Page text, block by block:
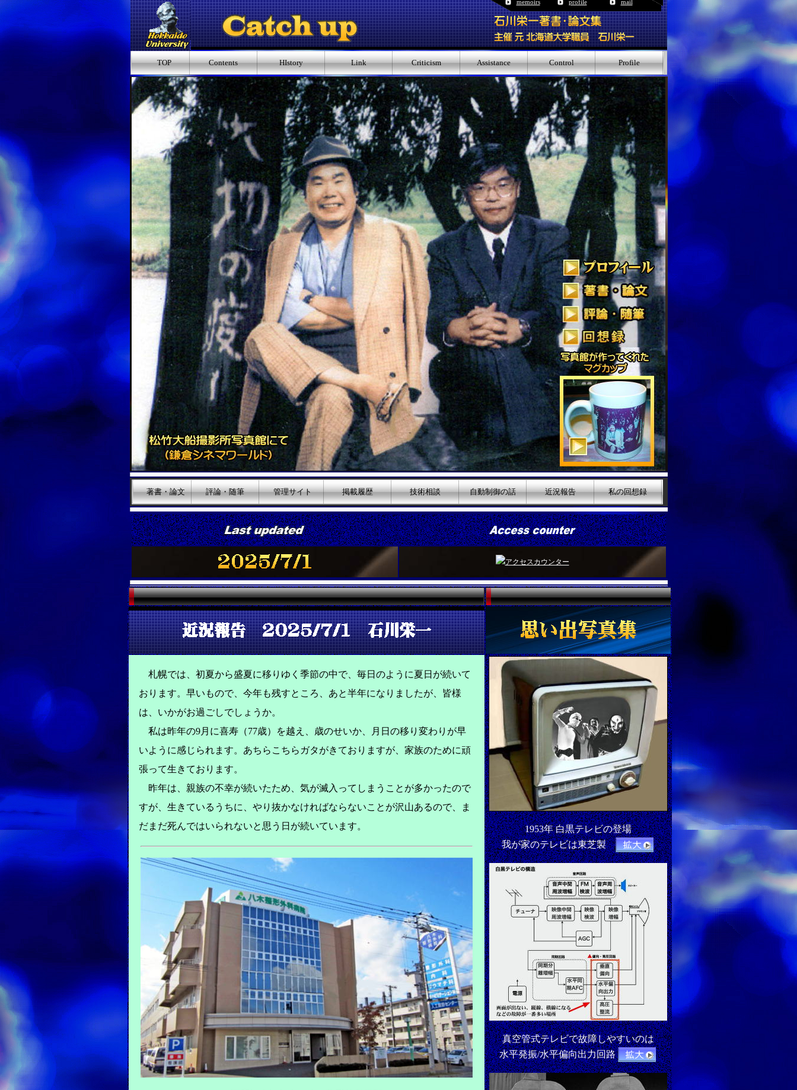
memoirs profile mail
TOP Contents HIstory Link Criticism Assistance Control Profile
著書・論文 評論・随筆 管理サイト 掲載履歴 技術相談 自動制御の話 近況報告 私の回想録
札幌では、初夏から盛夏に移りゆく季節の中で、毎日のように夏日が続いて
おります。早いもので、今年も残すところ、あと半年になりましたが、皆様
は、いかがお過ごしでしょうか。
私は昨年の9月に喜寿（77歳）を越え、歳のせいか、月日の移り変わりが早
いように感じられます。あちらこちらガタがきておりますが、家族のために頑
張って生きております。
昨年は、親族の不幸が続いたため、気が滅入ってしまうことが多かったので
すが、生きているうちに、やり抜かなければならないことが沢山あるので、ま
だまだ死んではいられないと思う日が続いています。
1953年 白黒テレビの登場
我が家のテレビは東芝製
真空管式テレビで故障しやすいのは
水平発振/水平偏向出力回路